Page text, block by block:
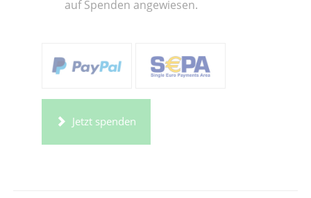
auf Spenden angewiesen.
Jetzt spenden